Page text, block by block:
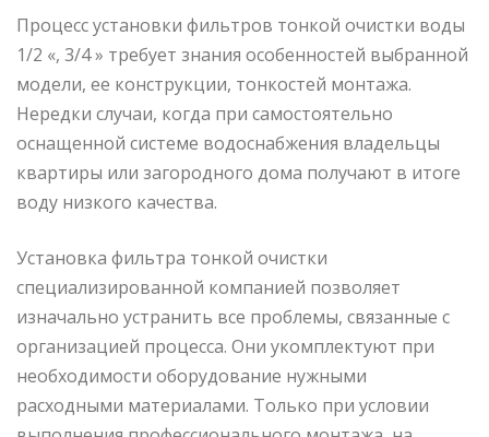
Процесс установки фильтров тонкой очистки воды
1/2 «, 3/4 » требует знания особенностей выбранной
модели, ее конструкции, тонкостей монтажа.
Нередки случаи, когда при самостоятельно
оснащенной системе водоснабжения владельцы
квартиры или загородного дома получают в итоге
воду низкого качества.
Установка фильтра тонкой очистки
специализированной компанией позволяет
изначально устранить все проблемы, связанные с
организацией процесса. Они укомплектуют при
необходимости оборудование нужными
расходными материалами. Только при условии